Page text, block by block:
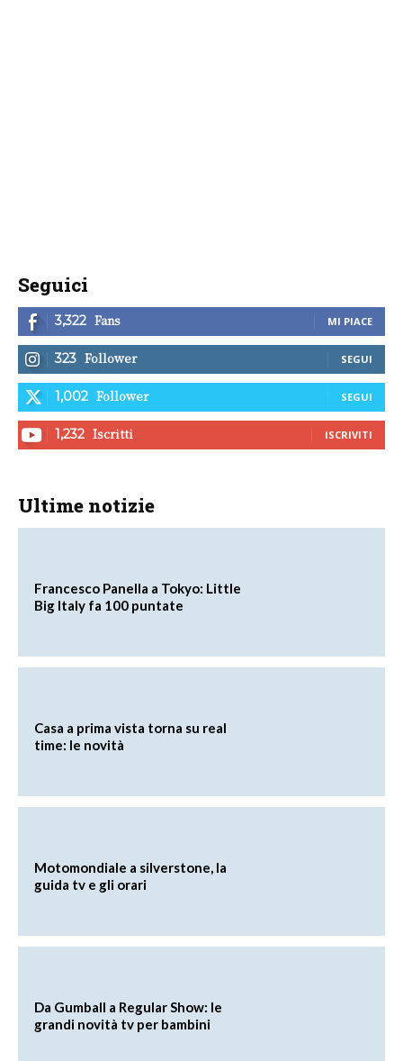
Seguici
3,322 Fans MI PIACE
323 Follower SEGUI
1,002 Follower SEGUI
1,232 Iscritti ISCRIVITI
Ultime notizie
Francesco Panella a Tokyo: Little
Big Italy fa 100 puntate
Casa a prima vista torna su real
time: le novità
Motomondiale a silverstone, la
guida tv e gli orari
Da Gumball a Regular Show: le
grandi novità tv per bambini